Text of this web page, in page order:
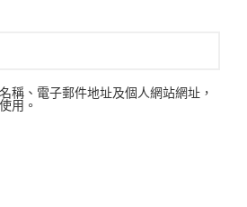
稱、電子郵件地址及個人網站網址，
用。